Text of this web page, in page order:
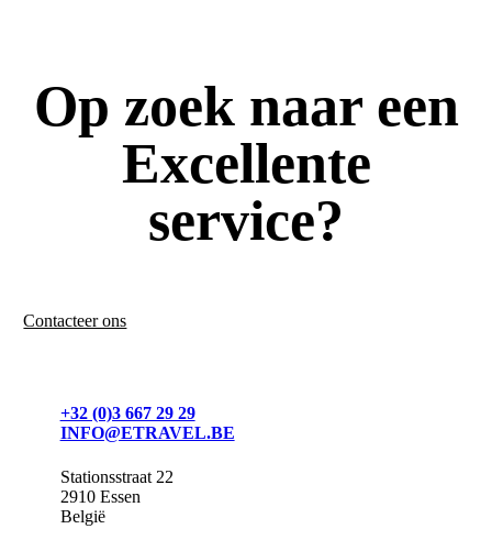
Op zoek naar een
Excellente
service?
Contacteer ons
+32 (0)3 667 29 29
INFO@ETRAVEL.BE
Stationsstraat 22
2910 Essen
België